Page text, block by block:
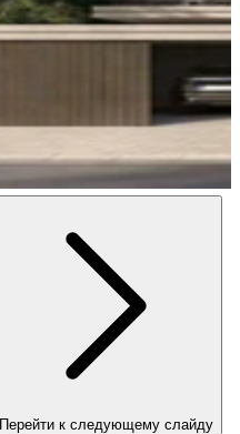
Перейти к следующему слайду